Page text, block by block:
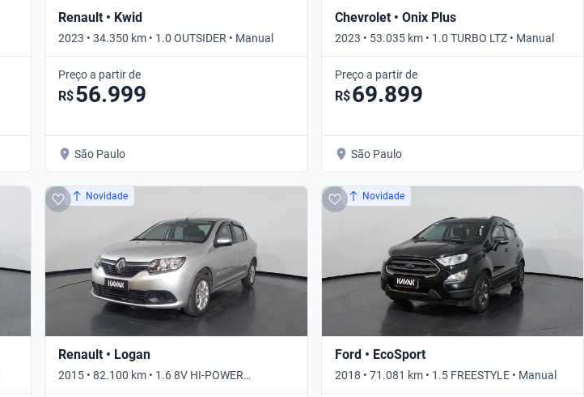
Renault • Kwid
2023 • 34.350 km • 1.0 OUTSIDER • Manual
Preço a partir de
R$56.999
São Paulo
Chevrolet • Onix Plus
2023 • 53.035 km • 1.0 TURBO LTZ • Manual
Preço a partir de
R$69.899
São Paulo
Novidade
Renault • Logan
2015 • 82.100 km • 1.6 8V HI-POWER
EXPRESSION • Manual
Novidade
Ford • EcoSport
2018 • 71.081 km • 1.5 FREESTYLE • Manual